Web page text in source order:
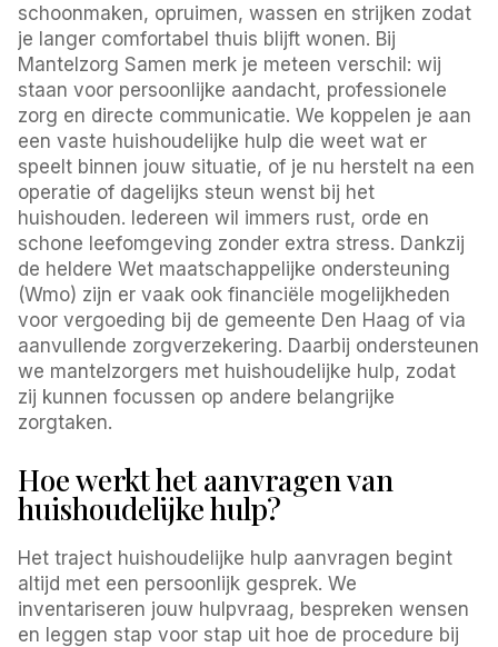
schoonmaken, opruimen, wassen en strijken zodat
je langer comfortabel thuis blijft wonen. Bij
Mantelzorg Samen merk je meteen verschil: wij
staan voor persoonlijke aandacht, professionele
zorg en directe communicatie. We koppelen je aan
een vaste huishoudelijke hulp die weet wat er
speelt binnen jouw situatie, of je nu herstelt na een
operatie of dagelijks steun wenst bij het
huishouden. Iedereen wil immers rust, orde en
schone leefomgeving zonder extra stress. Dankzij
de heldere Wet maatschappelijke ondersteuning
(Wmo) zijn er vaak ook financiële mogelijkheden
voor vergoeding bij de gemeente Den Haag of via
aanvullende zorgverzekering. Daarbij ondersteunen
we mantelzorgers met huishoudelijke hulp, zodat
zij kunnen focussen op andere belangrijke
zorgtaken.
Hoe werkt het aanvragen van
huishoudelijke hulp?
Het traject huishoudelijke hulp aanvragen begint
altijd met een persoonlijk gesprek. We
inventariseren jouw hulpvraag, bespreken wensen
en leggen stap voor stap uit hoe de procedure bij